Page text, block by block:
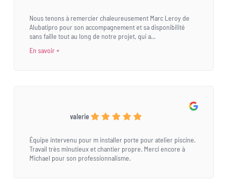
Nous tenons à remercier chaleureusement Marc Leroy de
Alubatipro pour son accompagnement et sa disponibilité
sans faille tout au long de notre projet, qui a...
En savoir +
valerie
Équipe intervenu pour m installer porte pour atelier piscine.
Travail très minutieux et chantier propre. Merci encore à
Michael pour son professionnalisme.